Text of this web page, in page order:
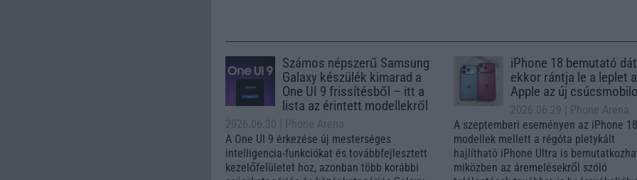
Számos népszerű Samsung
Galaxy készülék kimarad a
One UI 9 frissítésből – itt a
lista az érintett modellekről
2026.06.30
| Phone Arena
A One UI 9 érkezése új mesterséges
intelligencia-funkciókat és továbbfejlesztett
kezelőfelületet hoz, azonban több korábbi
iPhone 18 bemutató
ekkor rántja le a leplet
Apple az új
2026.06.29
| Phone Arena
A szeptemberi eseményen az iPhone
modellek mellett a régóta pletykált
hajlítható iPhone Ultra is
miközben az áremelésekről szóló